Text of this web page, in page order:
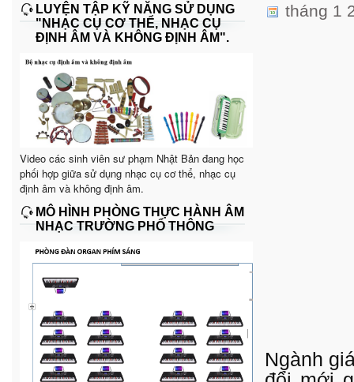
LUYỆN TẬP KỸ NĂNG SỬ DỤNG
"NHẠC CỤ CƠ THỂ, NHẠC CỤ
ĐỊNH ÂM VÀ KHÔNG ĐỊNH ÂM".
Video các sinh viên sư phạm Nhật Bản đang học
phối hợp giữa sử dụng nhạc cụ cơ thể, nhạc cụ
định âm và không định âm.
MÔ HÌNH PHÒNG THỰC HÀNH ÂM
NHẠC TRƯỜNG PHỔ THÔNG
tháng 1
Ngành